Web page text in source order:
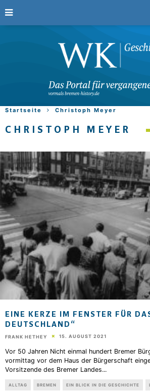
Startseite Christoph Meyer
CHRISTOPH MEYER
EINE KERZE IM FENSTER FÜR
DEUTSCHLAND“
FRANK HETHEY 15. AUGUST 2021
Vor 50 Jahren Nicht einmal hundert Bremer
vormittag vor dem Haus der Bürgerschaft
Vorsitzende des Bremer Landes...
ALLTAG BREMEN EIN BLICK IN DIE GESCHICHTE